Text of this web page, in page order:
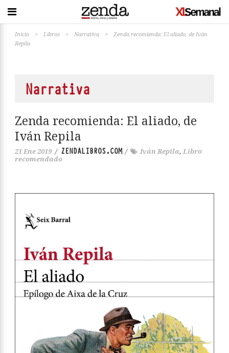
Inicio > Libros > Narrativa >
Zenda recomienda: El aliado, de Iván
Repila
Narrativa
Zenda recomienda: El aliado, de
Iván Repila
21 Ene 2019 / ZENDALIBROS.COM/ Iván Repila, Libro
recomendado